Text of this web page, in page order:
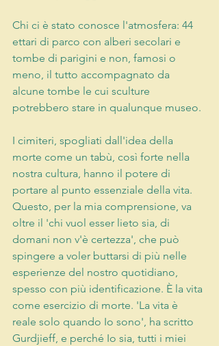
Chi ci è stato conosce l'atmosfera: 44
ettari di parco con alberi secolari e
tombe di parigini e non, famosi o
meno, il tutto accompagnato da
alcune tombe le cui sculture
potrebbero stare in qualunque museo.
I cimiteri, spogliati dall'idea della
morte come un tabù, così forte nella
nostra cultura, hanno il potere di
portare al punto essenziale della vita.
Questo, per la mia comprensione, va
oltre il 'chi vuol esser lieto sia, di
domani non v'è certezza', che può
spingere a voler buttarsi di più nelle
esperienze del nostro quotidiano,
spesso con più identificazione. È la vita
come esercizio di morte. 'La vita è
reale solo quando Io sono', ha scritto
Gurdjieff, e perché Io sia, tutti i miei